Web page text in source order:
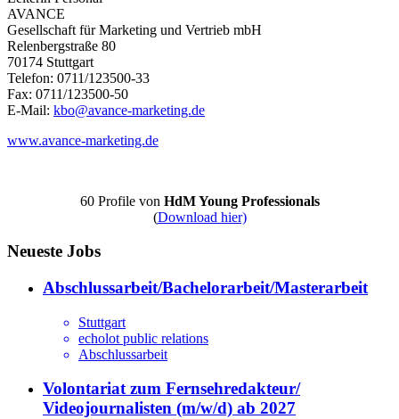
AVANCE
Gesellschaft für Marketing und Vertrieb mbH
Relenbergstraße 80
70174 Stuttgart
Telefon: 0711/123500-33
Fax: 0711/123500-50
E-Mail: kbo@avance-marketing.de
www.avance-marketing.de
60 Profile von HdM Young Professionals
(Download hier)
Neueste Jobs
Abschlussarbeit/Bachelorarbeit/Masterarbeit
Stuttgart
echolot public relations
Abschlussarbeit
Volontariat zum Fernsehredakteur/
Videojournalisten (m/w/d) ab 2027